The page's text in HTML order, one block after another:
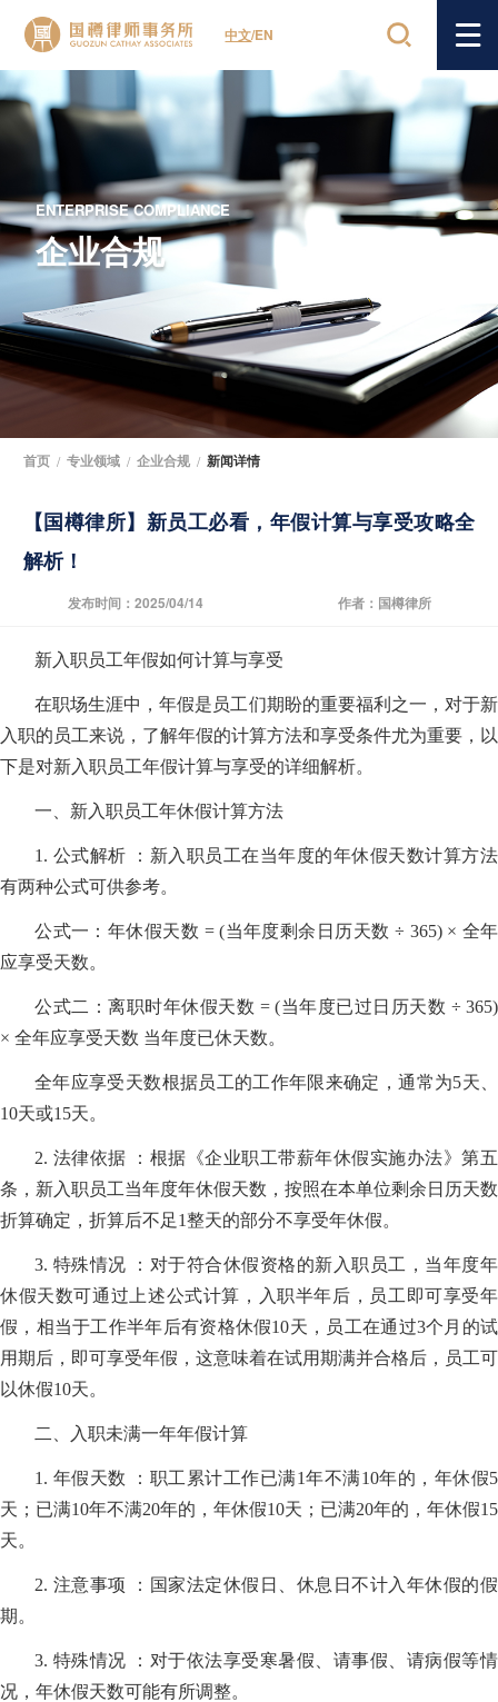
中文/EN
ENTERPRISE COMPLIANCE
企业合规
首页 / 专业领域 / 企业合规 / 新闻详情
【国樽律所】新员工必看，年假计算与享受攻略全
解析！
发布时间：2025/04/14 作者：国樽律所
新入职员工年假如何计算与享受
在职场生涯中，年假是员工们期盼的重要福利之一，对于新
入职的员工来说，了解年假的计算方法和享受条件尤为重要，以
下是对新入职员工年假计算与享受的详细解析。
一、新入职员工年休假计算方法
1. 公式解析 ：新入职员工在当年度的年休假天数计算方法
有两种公式可供参考。
公式一：年休假天数 = (当年度剩余日历天数 ÷ 365) × 全年
应享受天数。
公式二：离职时年休假天数 = (当年度已过日历天数 ÷ 365)
× 全年应享受天数 当年度已休天数。
全年应享受天数根据员工的工作年限来确定，通常为5天、
10天或15天。
2. 法律依据 ：根据《企业职工带薪年休假实施办法》第五
条，新入职员工当年度年休假天数，按照在本单位剩余日历天数
折算确定，折算后不足1整天的部分不享受年休假。
3. 特殊情况 ：对于符合休假资格的新入职员工，当年度年
休假天数可通过上述公式计算，入职半年后，员工即可享受年
假，相当于工作半年后有资格休假10天，员工在通过3个月的试
用期后，即可享受年假，这意味着在试用期满并合格后，员工可
以休假10天。
二、入职未满一年年假计算
1. 年假天数 ：职工累计工作已满1年不满10年的，年休假5
天；已满10年不满20年的，年休假10天；已满20年的，年休假15
天。
2. 注意事项 ：国家法定休假日、休息日不计入年休假的假
期。
3. 特殊情况 ：对于依法享受寒暑假、请事假、请病假等情
况，年休假天数可能有所调整。